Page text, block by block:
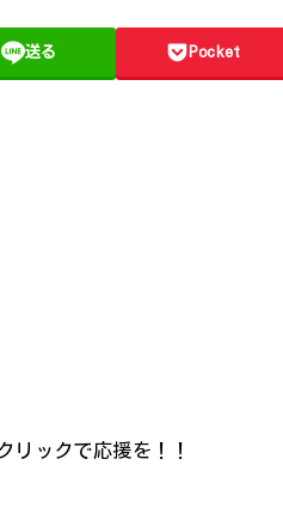
送る Pocket
リックで応援を！！